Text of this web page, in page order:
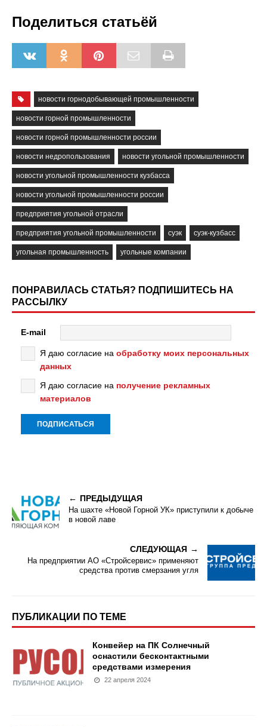
Поделиться статьёй
новости горнодобывающей промышленности
новости горной промышленности
новости горной промышленности россии
новости недропользования новости угольной промышленности
новости угольной промышленности кузбасса
новости угольной промышленности россии
предприятия угольной отрасли
предприятия угольной промышленности суэк суэк-кузбасс
угольная промышленность угольные компании
ПОНРАВИЛАСЬ СТАТЬЯ? ПОДПИШИТЕСЬ НА
РАССЫЛКУ
E-mail
Я даю согласие на обработку моих персональных
данных
Я даю согласие на получение рекламных
материалов
ПРЕДЫДУЩАЯ
На шахте «Новой Горной УК» приступили к добыче
в новой лаве
СЛЕДУЮЩАЯ
На предприятии АО «Стройсервис» применяют
средства против смерзания угля
ПУБЛИКАЦИИ ПО ТЕМЕ
Конвейер на ПК Солнечный
оснастили бесконтактными
средствами измерения
22 апреля 2024